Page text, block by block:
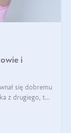
i
się dobremu
z drugiego, to